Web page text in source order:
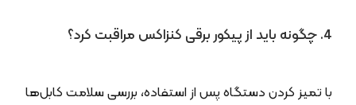
4. چگونه باید از پیکور برقی کنزاکس مراقبت کرد؟
با تمیز کردن دستگاه پس از استفاده، بررسی سلامت کابل‌ها